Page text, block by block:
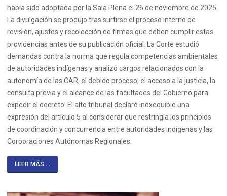
había sido adoptada por la Sala Plena el 26 de noviembre de 2025.
La divulgación se produjo tras surtirse el proceso interno de
revisión, ajustes y recolección de firmas que deben cumplir estas
providencias antes de su publicación oficial. La Corte estudió
demandas contra la norma que regula competencias ambientales
de autoridades indígenas y analizó cargos relacionados con la
autonomía de las CAR, el debido proceso, el acceso a la justicia, la
consulta previa y el alcance de las facultades del Gobierno para
expedir el decreto. El alto tribunal declaró inexequible una
expresión del artículo 5 al considerar que restringía los principios
de coordinación y concurrencia entre autoridades indígenas y las
Corporaciones Autónomas Regionales.
LEER MÁS ...